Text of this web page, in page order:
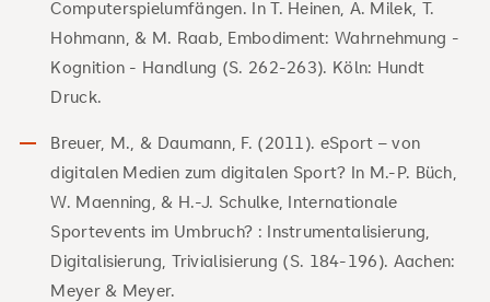
Computerspielumfängen. In T. Heinen, A. Milek, T.
Hohmann, & M. Raab, Embodiment: Wahrnehmung -
Kognition - Handlung (S. 262-263). Köln: Hundt
Druck.
Breuer, M., & Daumann, F. (2011). eSport – von
digitalen Medien zum digitalen Sport? In M.-P. Büch,
W. Maenning, & H.-J. Schulke, Internationale
Sportevents im Umbruch? : Instrumentalisierung,
Digitalisierung, Trivialisierung (S. 184-196). Aachen:
Meyer & Meyer.